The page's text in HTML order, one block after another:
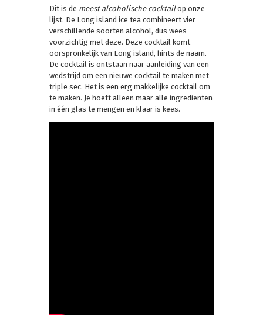
Dit is de meest alcoholische cocktailop onze
lijst. De Long island ice tea combineert vier
verschillende soorten alcohol, dus wees
voorzichtig met deze. Deze cocktail komt
oorspronkelijk van Long island, hints de naam.
De cocktail is ontstaan naar aanleiding van een
wedstrijd om een nieuwe cocktail te maken met
triple sec. Het is een erg makkelijke cocktail om
te maken. Je hoeft alleen maar alle ingrediënten
in één glas te mengen en klaar is kees.